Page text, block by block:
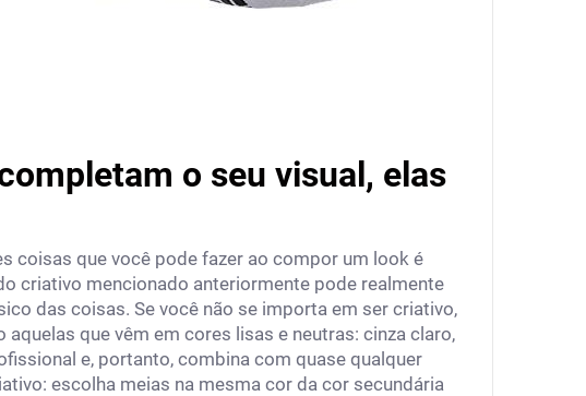
o seu visual, elas
coisas que você pode fazer ao compor um look é
criativo mencionado anteriormente pode realmente
das coisas. Se você não se importa em ser criativo,
que vêm em cores lisas e neutras: cinza claro,
e, portanto, combina com quase qualquer
escolha meias na mesma cor da cor secundária